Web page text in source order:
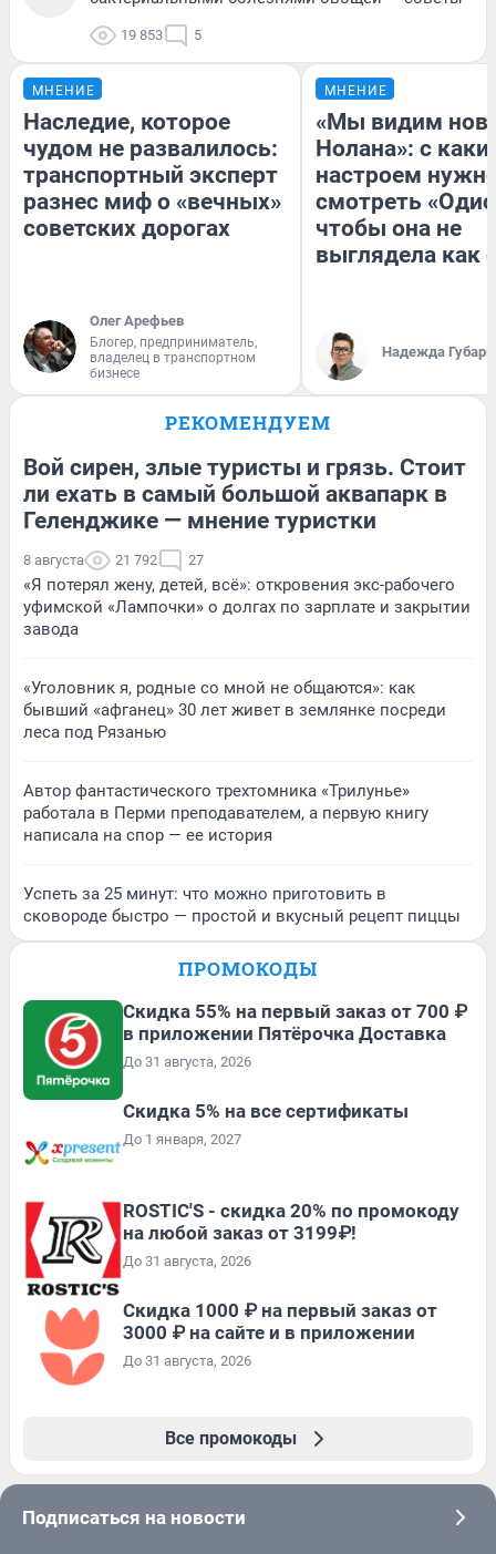
19 853 5
МНЕНИЕ
Наследие, которое
чудом не развалилось:
транспортный эксперт
разнес миф о «вечных»
советских дорогах
Олег Арефьев
Блогер, предприниматель,
владелец в транспортном
бизнесе
МНЕНИЕ
«Мы видим
Нолана»: с
настроем
смотреть
чтобы она не
выглядела как
Надежда Губарь
РЕКОМЕНДУЕМ
Вой сирен, злые туристы и грязь. Стоит
ли ехать в самый большой аквапарк в
Геленджике — мнение туристки
8 августа 21 792 27
«Я потерял жену, детей, всё»: откровения экс-рабочего
уфимской «Лампочки» о долгах по зарплате и закрытии
завода
«Уголовник я, родные со мной не общаются»: как
бывший «афганец» 30 лет живет в землянке посреди
леса под Рязанью
Автор фантастического трехтомника «Трилунье»
работала в Перми преподавателем, а первую книгу
написала на спор — ее история
Успеть за 25 минут: что можно приготовить в
сковороде быстро — простой и вкусный рецепт пиццы
ПРОМОКОДЫ
Скидка 55% на первый заказ от 700 ₽
в приложении Пятёрочка Доставка
До 31 августа, 2026
Скидка 5% на все сертификаты
До 1 января, 2027
ROSTIC'S - скидка 20% по промокоду
на любой заказ от 3199₽!
До 31 августа, 2026
Скидка 1000 ₽ на первый заказ от
3000 ₽ на сайте и в приложении
До 31 августа, 2026
Все промокоды
Подписаться на новости